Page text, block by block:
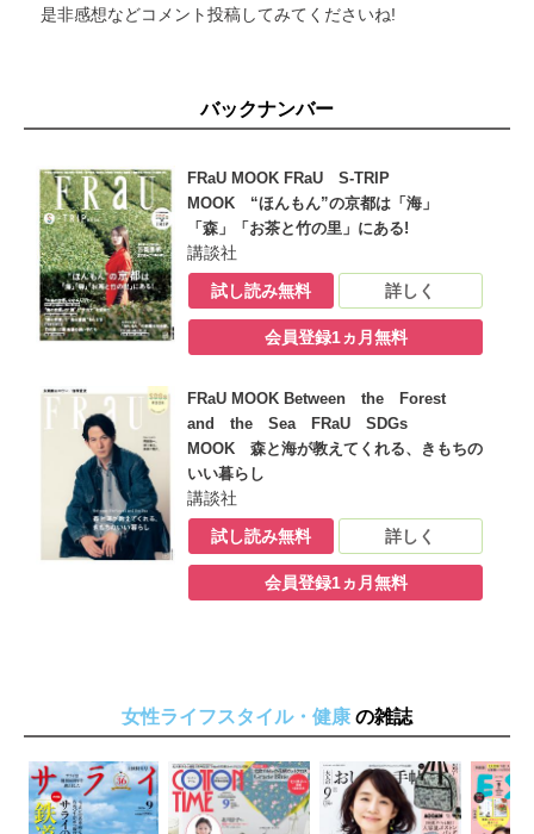
是非感想などコメント投稿してみてくださいね!
バックナンバー
FRaU MOOK FRaU S-TRIP
MOOK “ほんもん”の京都は「海」
「森」「お茶と竹の里」にある!
講談社
試し読み無料
詳しく
会員登録1ヵ月無料
FRaU MOOK Between the Forest
and the Sea FRaU SDGs
MOOK 森と海が教えてくれる、きもちの
いい暮らし
講談社
試し読み無料
詳しく
会員登録1ヵ月無料
女性ライフスタイル・健康 の雑誌